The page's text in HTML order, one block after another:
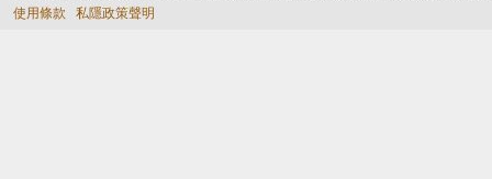
使用條款
私隱政策聲明